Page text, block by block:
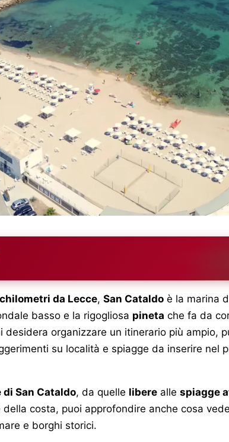
chilometri da Lecce, San Cataldo è la marina
basso e la rigogliosa pineta che fa da
organizzare un itinerario più ampio,
su località e spiagge da inserire nel
San Cataldo, da quelle libere alle spiagge
costa, puoi approfondire anche cosa
e borghi storici.